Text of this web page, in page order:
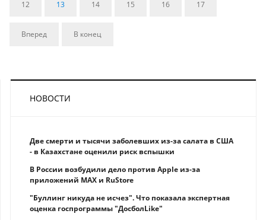
12 13 14 15 16 17
Вперед В конец
НОВОСТИ
Две смерти и тысячи заболевших из-за салата в США
- в Казахстане оценили риск вспышки
В России возбудили дело против Apple из-за
приложений MAX и RuStore
"Буллинг никуда не исчез". Что показала экспертная
оценка госпрограммы "ДосболLike"